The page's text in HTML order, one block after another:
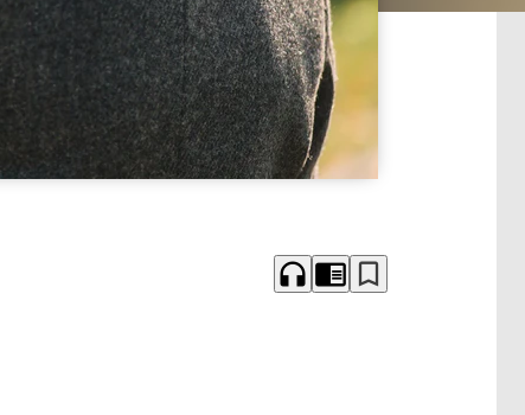
headphones chrome_reader_mode bookmark_border